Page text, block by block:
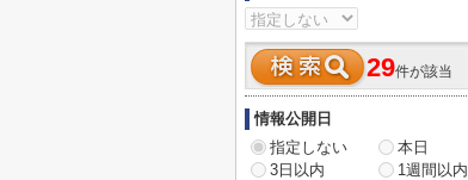
29件が該当
情報公開日
指定しない
本日
3日以内
1週間以内